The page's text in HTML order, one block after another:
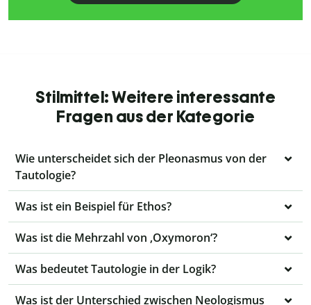
Stilmittel: Weitere interessante
Fragen aus der Kategorie
Wie unterscheidet sich der Pleonasmus von der
Tautologie?
Was ist ein Beispiel für Ethos?
Was ist die Mehrzahl von ‚Oxymoron‘?
Was bedeutet Tautologie in der Logik?
Was ist der Unterschied zwischen Neologismus